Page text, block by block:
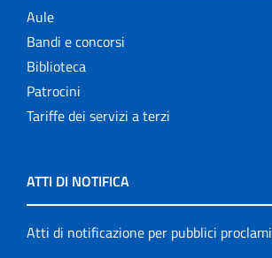
Aule
Bandi e concorsi
Biblioteca
Patrocini
Tariffe dei servizi a terzi
ATTI DI NOTIFICA
Atti di notificazione per pubblici proclami